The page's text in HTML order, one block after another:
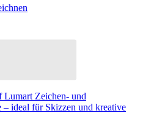
Lumart Zeichen- und
– ideal für Skizzen und kreative